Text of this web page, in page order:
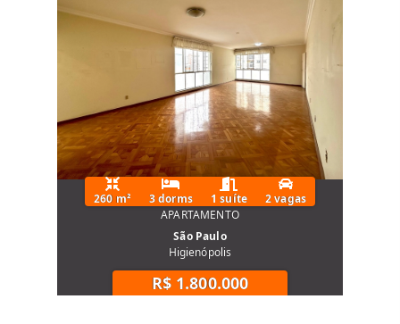
260 m² 3 dorms 1 suíte
2 vagas
APARTAMENTO
São Paulo
Higienópolis
R$ 1.800.000